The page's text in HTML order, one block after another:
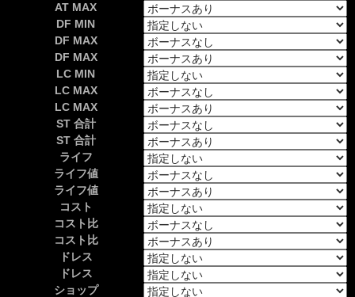
AT MAX
DF MIN
DF MAX
DF MAX
LC MIN
LC MAX
LC MAX
ST 合計
ST 合計
ライフ
ライフ値
ライフ値
コスト
コスト比
コスト比
ドレス
ドレス
ショップ